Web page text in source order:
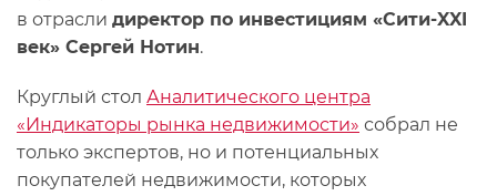
в отрасли директор по инвестициям «Сити-XXI
век» Сергей Нотин.
Круглый стол Аналитического центра
«Индикаторы рынка недвижимости» собрал не
только экспертов, но и потенциальных
покупателей недвижимости, которых